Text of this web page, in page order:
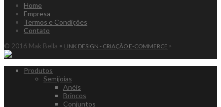
Home
Empresa
Termos e Condições
Contato
© 2016 Mak Bella • LINK DESIGN - CRIAÇÃO E-COMMERCE >
Produtos
Semijoias
Anéis
Brincos
Conjuntos